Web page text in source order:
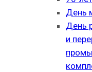
День
День
и